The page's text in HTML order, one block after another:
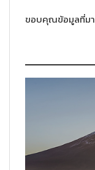
ขอบคุณข้อมูลที่มา